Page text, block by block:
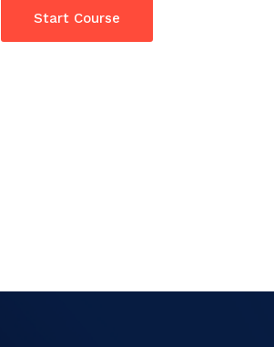
Start Course